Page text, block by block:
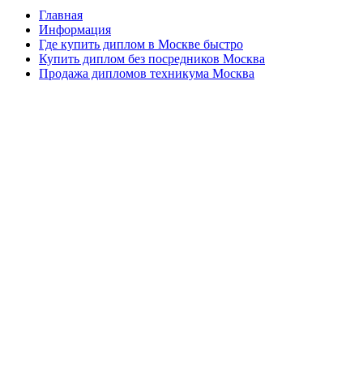
Главная
Информация
Где купить диплом в Москве быстро
Купить диплом без посредников Москва
Продажа дипломов техникума Москва